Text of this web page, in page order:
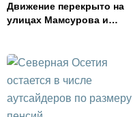
Движение перекрыто на
улицах Мамсурова и